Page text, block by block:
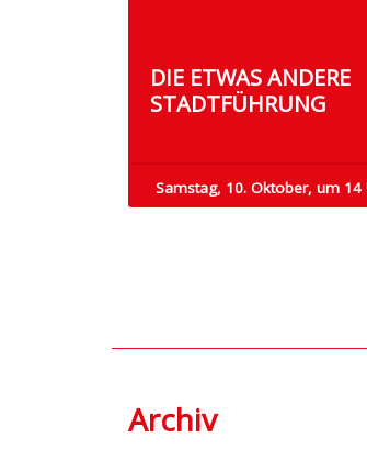
DIE ETWAS ANDERE
STADTFÜHRUNG
Samstag, 10. Oktober, um 14
Archiv